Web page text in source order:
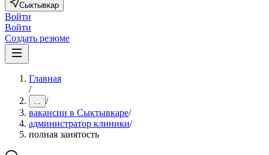
Сыктывкар
Войти
Войти
Создать резюме
Главная
/
... /
вакансии в Сыктывкаре/
администратор клиники/
полная занятость